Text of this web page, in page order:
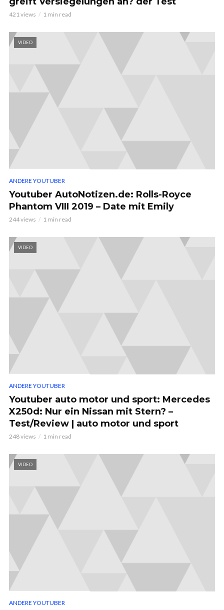
421 views 1 min read
VIDEO
ANDERE YOUTUBER
Youtuber AutoNotizen.de: Rolls-Royce
Phantom VIII 2019 – Date mit Emily
244 views 1 min read
VIDEO
ANDERE YOUTUBER
Youtuber auto motor und sport: Mercedes
X250d: Nur ein Nissan mit Stern? –
Test/Review | auto motor und sport
248 views 1 min read
VIDEO
ANDERE YOUTUBER